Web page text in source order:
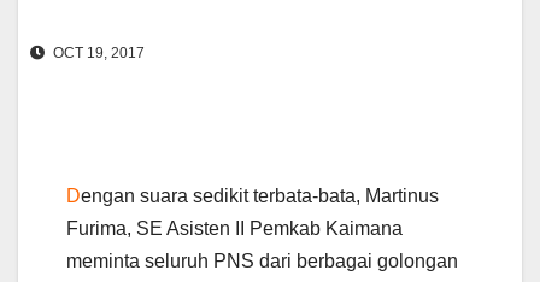
OCT 19, 2017
Dengan suara sedikit terbata-bata, Martinus
Furima, SE Asisten II Pemkab Kaimana
meminta seluruh PNS dari berbagai golongan